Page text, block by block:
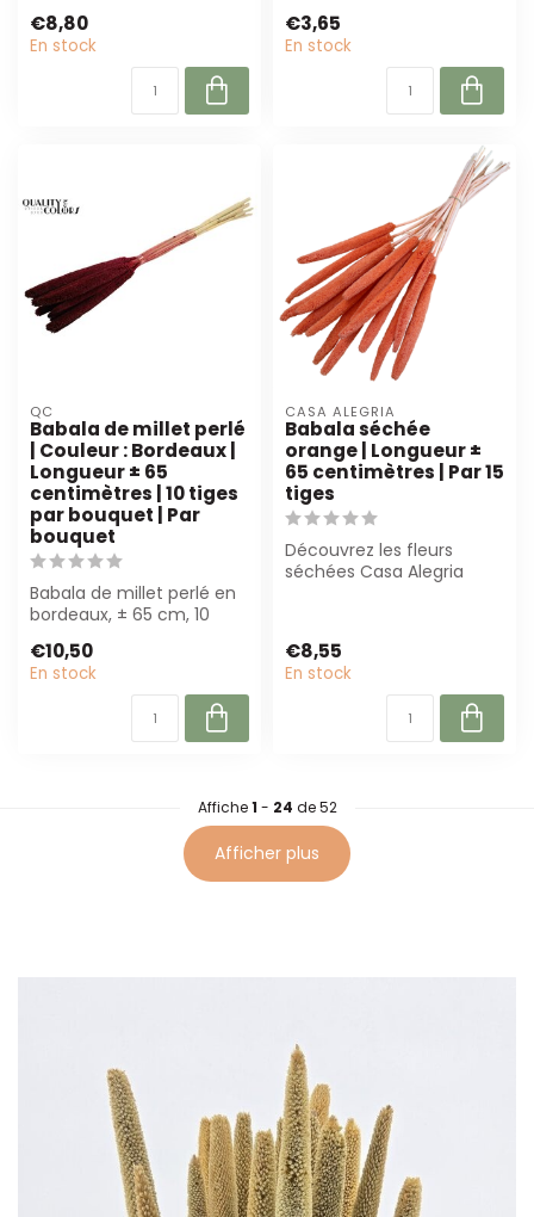
et...
€8,80
En stock
pour les fle...
€3,65
En stock
QC
Babala de millet perlé
| Couleur : Bordeaux |
Longueur ± 65
centimètres | 10 tiges
par bouquet | Par
bouquet
Babala de millet perlé en
bordeaux, ± 65 cm, 10
pour ...
€10,50
En stock
CASA ALEGRIA
Babala séchée
orange | Longueur ±
65 centimètres | Par 15
tiges
Découvrez les fleurs
séchées Casa Alegria
€8,55
En stock
Affiche1 - 24 de 52
Afficher plus